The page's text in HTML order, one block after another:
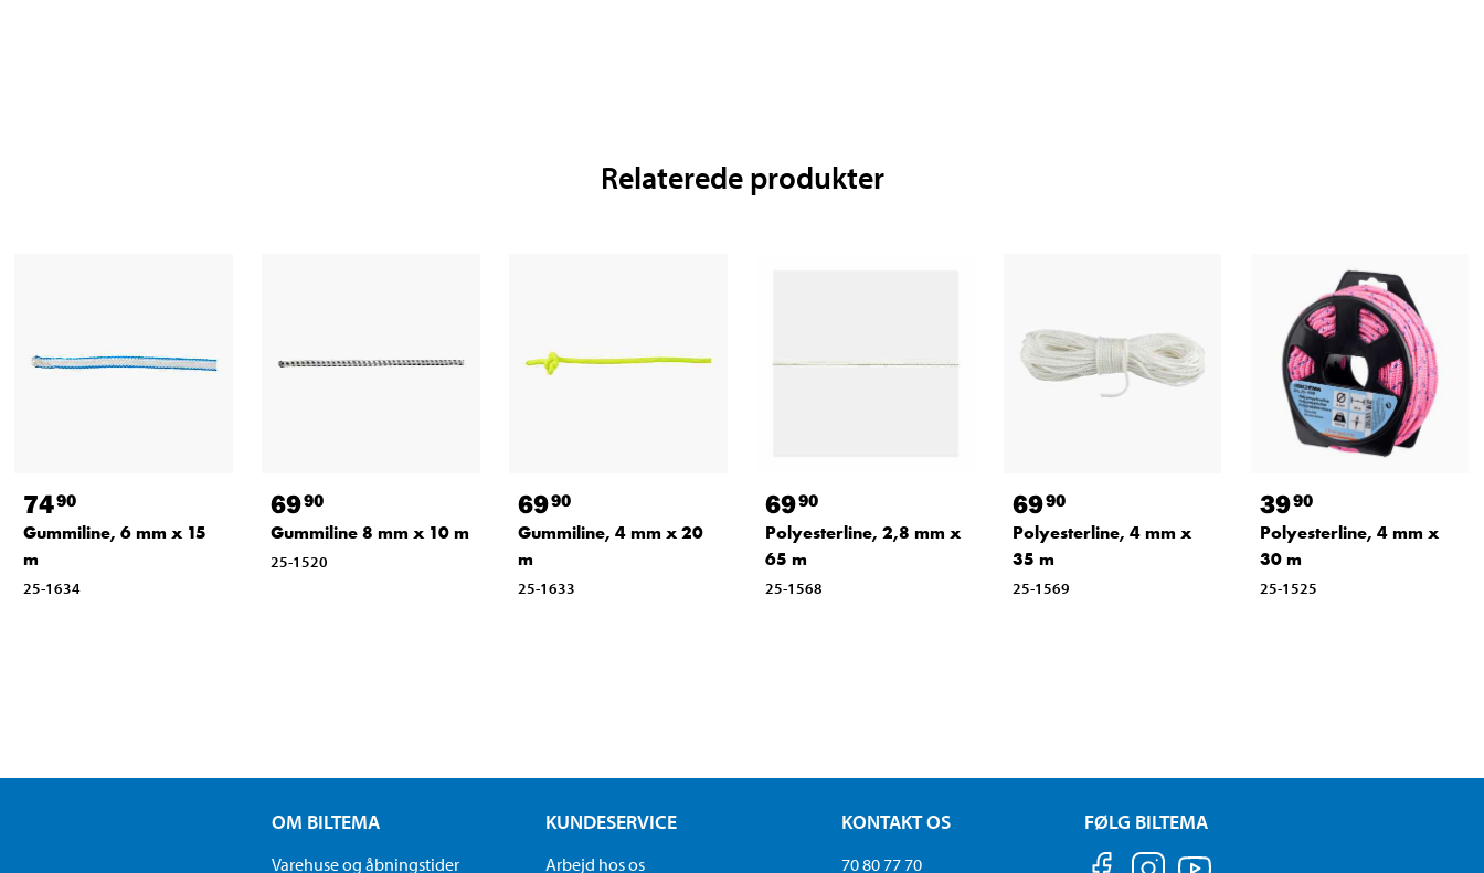
Relaterede produkter
7490
Gummiline, 6 mm x 15
m
25-1634
6990
Gummiline 8 mm x 10 m
25-1520
6990
Gummiline, 4 mm x 20
m
25-1633
6990
Polyesterline, 2,8 mm x
65 m
25-1568
6990
Polyesterline, 4 mm x
35 m
25-1569
3990
Polyesterline, 4 mm x
30 m
25-1525
OM BILTEMA
Varehuse og åbningstider
KUNDESERVICE
Arbejd hos os
KONTAKT OS
70 80 77 70
FØLG BILTEMA